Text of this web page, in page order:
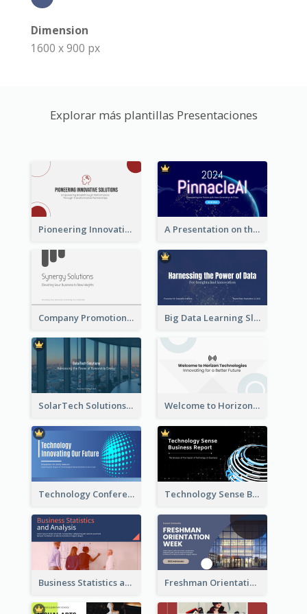
Dimension
1600 x 900 px
Explorar más plantillas Presentaciones
Pioneering Innovative Solutions Company Overview A Presentation on the Revolutionary Development of AI Chips
Company Promotion Presentation Big Data Learning Slide
SolarTech Solutions Company Overview Welcome to Horizon Technologies- Innovating for a Better Future
Technology Conference Presentation Technology Sense Business Report
Business Statistics and Analysis Presentation Freshman Orientation Week Presentation